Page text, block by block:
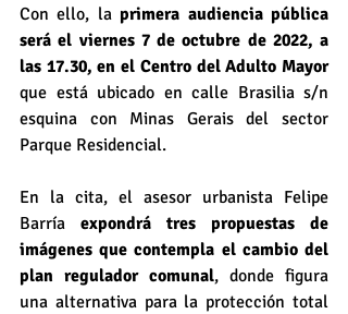
Con ello, la primera audiencia pública
será el viernes 7 de octubre de 2022, a
las 17.30, en el Centro del Adulto Mayor
que está ubicado en calle Brasilia s/n
esquina con Minas Gerais del sector
Parque Residencial.
En la cita, el asesor urbanista Felipe
Barría expondrá tres propuestas de
imágenes que contempla el cambio del
plan regulador comunal, donde figura
una alternativa para la protección total